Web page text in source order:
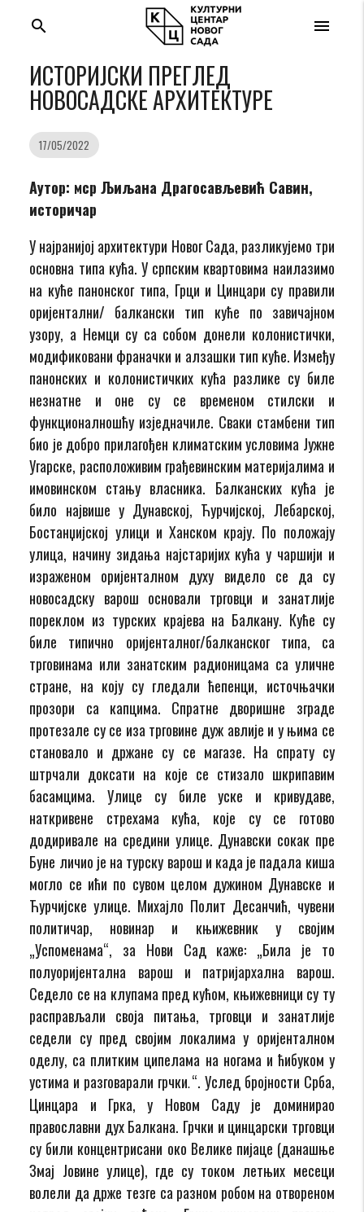
menu
search
ИСТОРИЈСКИ ПРЕГЛЕД
НОВОСАДСКЕ АРХИТЕКТУРЕ
17/05/2022
Аутор: мср Љиљана Драгосављевић Савин,
историчар
У најранијој архитектури Новог Сада, разликујемо три
основна типа кућа. У српским квартовима наилазимо
на куће панонског типа, Грци и Цинцари су правили
оријентални/ балкански тип куће по завичајном
узору, а Немци су са собом донели колонистички,
модификовани франачки и алзашки тип куће. Између
панонских и колонистичких кућа разлике су биле
незнатне и оне су се временом стилски и
функционалношћу изједначиле. Сваки стамбени тип
био је добро прилагођен климатским условима Јужне
Угарске, расположивим грађевинским материјалима и
имовинском стању власника. Балканских кућа је
било највише у Дунавској, Ћурчијској, Лебарској,
Бостанџијској улици и Ханском крају. По положају
улица, начину зидања најстаријих кућа у чаршији и
израженом оријенталном духу видело се да су
новосадску варош основали трговци и занатлије
пореклом из турских крајева на Балкану. Куће су
биле типично оријенталног/балканског типа, са
трговинама или занатским радионицама са уличне
стране, на коју су гледали ћепенци, источњачки
прозори са капцима. Спратне дворишне зграде
протезале су се иза трговине дуж авлије и у њима се
становало и држане су се магазе. На спрату су
штрчали доксати на које се стизало шкрипавим
басамцима. Улице су биле уске и кривудаве,
наткривене стрехама кућа, које су се готово
додиривале на средини улице. Дунавски сокак пре
Буне личио је на турску варош и када је падала киша
могло се ићи по сувом целом дужином Дунавске и
Ћурчијске улице. Михајло Полит Десанчић, чувени
политичар, новинар и књижевник у својим
„Успоменама“, за Нови Сад каже: „Била је то
полуоријентална варош и патријархална варош.
Седело се на клупама пред кућом, књижевници су ту
расправљали своја питања, трговци и занатлије
седели су пред својим локалима у оријенталном
оделу, са плитким ципелама на ногама и ћибуком у
устима и разговарали грчки.“. Услед бројности Срба,
Цинцара и Грка, у Новом Саду је доминирао
православни дух Балкана. Грчки и цинцарски трговци
су били концентрисани око Велике пијаце (данашње
Змај Јовине улице), где су током летњих месеци
волели да држе тезге са разном робом на отвореном